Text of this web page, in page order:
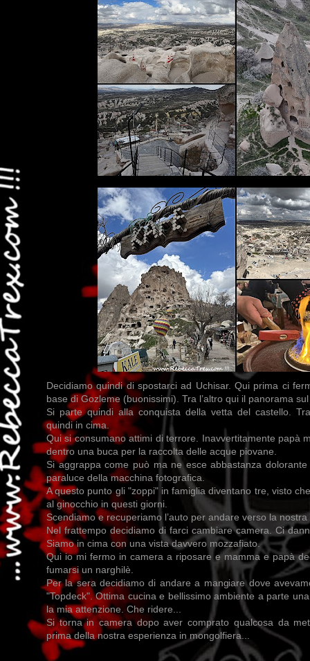
Decidiamo quindi di spostarci ad Uchisar. Qui prima ci
base di Gozleme (buonissimi). Tra l’altro qui il panorama
Si parte quindi alla conquista della vetta del castello.
quindi in cima.
Qui si consumano attimi di terrore. Inavvertitamente papà
dentro una buca per la raccolta delle acque piovane.
Si aggrappa come può ma ne esce abbastanza
paraluce della macchina fotografica.
A questo punto gli "zoppi" in famiglia diventano tre, visto
al ginocchio in questi giorni.
Scendiamo e recuperiamo l’auto per andare verso la
Nel frattempo decidiamo di farci cambiare camera. Ci
Siamo in cima con una vista davvero mozzafiato.
Qui io mi fermo in camera a riposare e mamma e papà
fumarsi un narghilè.
Per la sera decidiamo di andare a mangiare dove
"Topdeck". Ottima cucina e bellissimo ambiente a parte
la mia attenzione. Che ridere...
Si torna in camera dopo aver comprato qualcosa da
prima della nostra esperienza in mongolfiera...